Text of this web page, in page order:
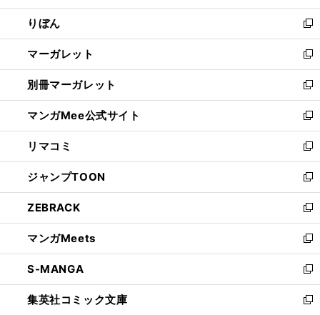
開
く
ウ
で
開
く
ン
ド
ウ
で
開
く
ウ
ィ
ン
ド
ウ
で
開
く
りぼん
新
し
い
ウ
ィ
ン
ド
ウ
で
開
く
マーガレット
新
し
い
ウ
ィ
ン
ド
ウ
で
開
く
別冊マーガレット
新
し
い
ウ
ィ
ン
ド
ウ
で
開
く
マンガMee公式サイト
新
し
い
ウ
ィ
ン
ド
ウ
で
開
く
リマコミ
新
し
い
ウ
ィ
ン
ド
ウ
で
開
く
ジャンプTOON
新
し
い
ウ
ィ
ン
ド
ウ
で
ZEBRACK
新
し
い
ウ
ィ
ン
ド
マンガMeets
新
し
い
ウ
ィ
S-MANGA
新
し
い
集英社コミック文庫
新